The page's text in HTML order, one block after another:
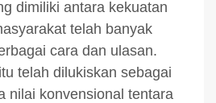
dimiliki antara kekuatan
telah banyak
cara dan ulasan.
telah dilukiskan sebagai
nilai konvensional tentara